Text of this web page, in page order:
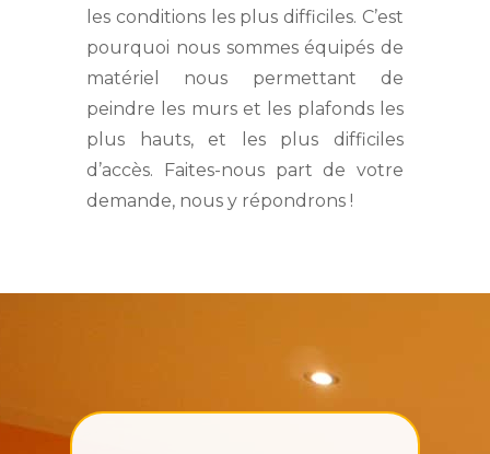
les conditions les plus difficiles. C’est
pourquoi nous sommes équipés de
matériel nous permettant de
peindre les murs et les plafonds les
plus hauts, et les plus difficiles
d’accès. Faites-nous part de votre
demande, nous y répondrons !